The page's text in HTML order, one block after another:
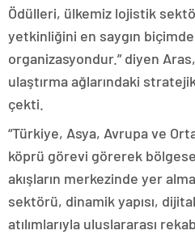
Ödülleri, ülkemiz lojistik
yetkinliğini en saygın
organizasyondur.” diyen
ulaştırma ağlarındaki
çekti.
“Türkiye, Asya, Avrupa ve
köprü görevi görerek
akışların merkezinde yer
sektörü, dinamik yapısı,
atılımlarıyla uluslararası